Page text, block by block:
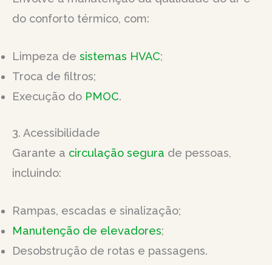
do conforto térmico, com:
Limpeza de sistemas HVAC;
Troca de filtros;
Execução do PMOC.
3. Acessibilidade
Garante a circulação segura de pessoas,
incluindo:
Rampas, escadas e sinalização;
Manutenção de elevadores;
Desobstrução de rotas e passagens.